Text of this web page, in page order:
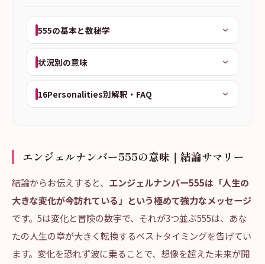
555の基本と数秘学
状況別の意味
16Personalities別解釈・FAQ
エンジェルナンバー555の意味｜結論サマリー
結論からお伝えすると、 エンジェルナンバー555は「人生の
大きな変化が今訪れている」という極めて強力なメッセージ
です。5は変化と冒険の数字で、それが3つ並ぶ555は、あな
たの人生の章が大きく転換するベストタイミングを告げてい
ます。変化を恐れず波に乗ることで、想像を超えた未来が開